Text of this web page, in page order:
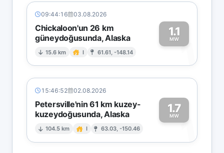
09:44:16 03.08.2026
Chickaloon'un 26 km
güneydoğusunda, Alaska
15.6 km I 61.61, -148.14
1.1
MW1
15:46:52 02.08.2026
Petersville'nin 61 km kuzey-
kuzeydoğusunda, Alaska
104.5 km I 63.03, -150.46
1.7
MW1